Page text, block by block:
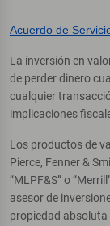
Acuerdo de
La inversión en
de perder dinero
cualquier
implicaciones
Los productos de
Pierce, Fenner &
“MLPF&S” o
asesor de
propiedad absoluta